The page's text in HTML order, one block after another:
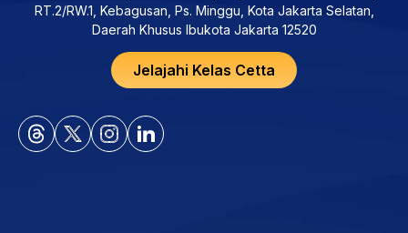
RT.2/RW.1, Kebagusan, Ps. Minggu, Kota Jakarta Selatan,
Daerah Khusus Ibukota Jakarta 12520
Jelajahi Kelas Cetta